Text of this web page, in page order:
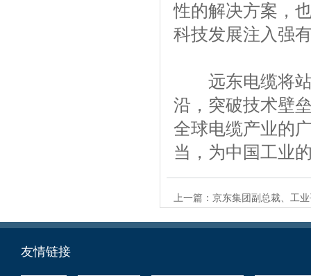
性的解决方案，
科技发展注入强
远东电缆将站
沿，突破技术壁
全球电缆产业的
当，为中国工业
上一篇： 京东集团副总裁、工
友情链接